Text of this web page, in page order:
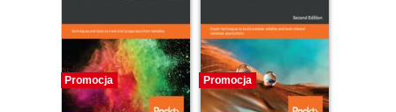
Promocja Promocja